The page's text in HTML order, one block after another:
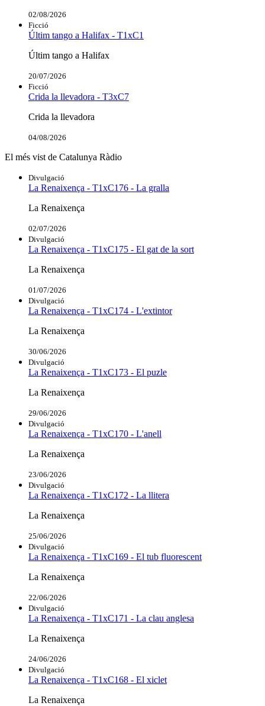
02/08/2026
Ficció
Últim tango a Halifax - T1xC1
Últim tango a Halifax
20/07/2026
Ficció
Crida la llevadora - T3xC7
Crida la llevadora
04/08/2026
El més vist de Catalunya Ràdio
Divulgació
La Renaixença - T1xC176 - La gralla
La Renaixença
02/07/2026
Divulgació
La Renaixença - T1xC175 - El gat de la sort
La Renaixença
01/07/2026
Divulgació
La Renaixença - T1xC174 - L'extintor
La Renaixença
30/06/2026
Divulgació
La Renaixença - T1xC173 - El puzle
La Renaixença
29/06/2026
Divulgació
La Renaixença - T1xC170 - L'anell
La Renaixença
23/06/2026
Divulgació
La Renaixença - T1xC172 - La llitera
La Renaixença
25/06/2026
Divulgació
La Renaixença - T1xC169 - El tub fluorescent
La Renaixença
22/06/2026
Divulgació
La Renaixença - T1xC171 - La clau anglesa
La Renaixença
24/06/2026
Divulgació
La Renaixença - T1xC168 - El xiclet
La Renaixença